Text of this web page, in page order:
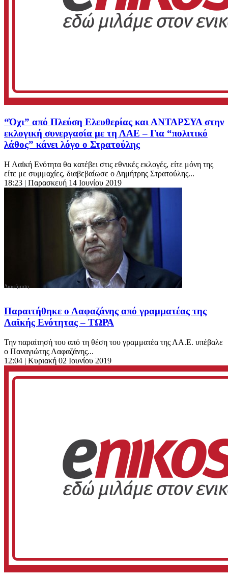
“Όχι” από Πλεύση Ελευθερίας και ΑΝΤΑΡΣΥΑ στην
εκλογική συνεργασία με τη ΛΑΕ – Για “πολιτικό
λάθος” κάνει λόγο ο Στρατούλης
Η Λαϊκή Ενότητα θα κατέβει στις εθνικές εκλογές, είτε μόνη της
είτε με συμμαχίες, διαβεβαίωσε ο Δημήτρης Στρατούλης...
18:23 | Παρασκευή 14 Ιουνίου 2019
Παραιτήθηκε ο Λαφαζάνης από γραμματέας της
Λαϊκής Ενότητας – ΤΩΡΑ
Την παραίτησή του από τη θέση του γραμματέα της ΛΑ.Ε. υπέβαλε
ο Παναγιώτης Λαφαζάνης...
12:04 | Κυριακή 02 Ιουνίου 2019